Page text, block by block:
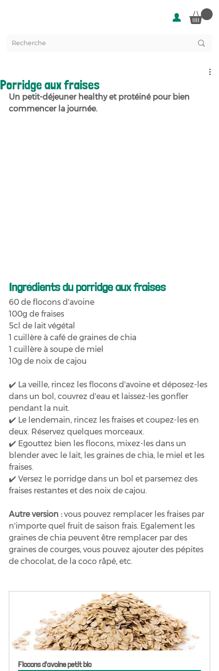
Porridge aux fraises
Un petit-déjeuner healthy et protéiné pour bien
commencer la journée.
Ingrédients du porridge aux fraises
60 de flocons d'avoine
100g de fraises
5cl de lait végétal
1 cuillère à café de graines de chia
1 cuillère à soupe de miel
10g de noix de cajou
✔️ La veille, rincez les flocons d'avoine et déposez-les
dans un bol, couvrez d'eau et laissez-les gonfler
pendant la nuit.
✔️ Le lendemain, rincez les fraises et coupez-les en
deux. Réservez quelques morceaux.
✔️ Egouttez bien les flocons, mixez-les dans un
blender avec le lait, les graines de chia, le miel et les
fraises.
✔️ Versez le porridge dans un bol et parsemez des
fraises restantes et des noix de cajou.
Autre version : vous pouvez remplacer les fraises par
n'importe quel fruit de saison frais. Egalement les
graines de chia peuvent être remplacer par des
graines de courges, vous pouvez ajouter des pépites
de chocolat, de la coco râpé, etc.
Flocons d'avoine petit bio